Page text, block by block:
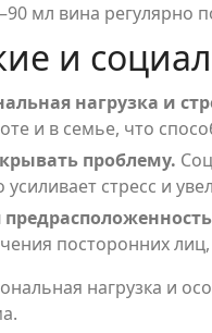
мл вина
и
нагрузка и
и в семье, что
проблему.
стресс и
посторонних
нагрузка и